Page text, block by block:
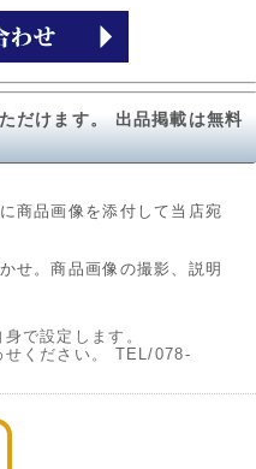
だけます。 出品掲載は無料
商品画像を添付して当店宛
せ。商品画像の撮影、説明
で設定します。
せください。 TEL/078-